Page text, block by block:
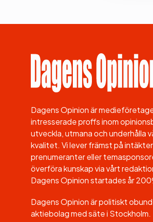
Dagens Opinion är
intresserade proffs inom
utveckla, utmana och underhålla
kvalitet. Vi lever främst på
prenumeranter eller
överföra kunskap via vårt
Dagens Opinion startades år
Dagens Opinion är politiskt
aktiebolag med säte i Stockholm.